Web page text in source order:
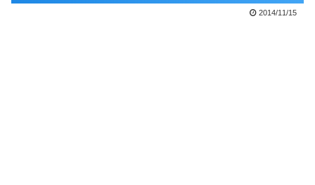
2014/11/15